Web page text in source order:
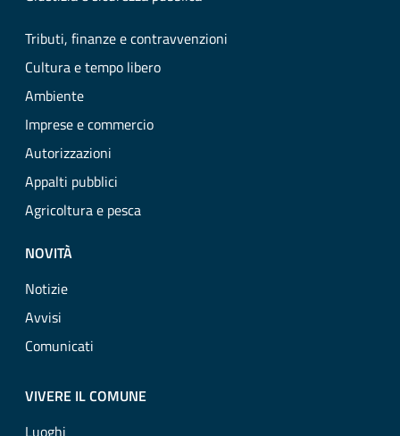
Tributi, finanze e contravvenzioni
Cultura e tempo libero
Ambiente
Imprese e commercio
Autorizzazioni
Appalti pubblici
Agricoltura e pesca
NOVITÀ
Notizie
Avvisi
Comunicati
VIVERE IL COMUNE